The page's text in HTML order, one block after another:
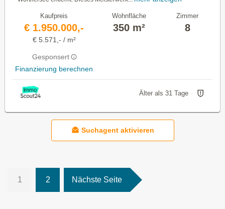
Kaufpreis
€ 1.950.000,-
€ 5.571,- / m²
Gesponsert
Finanzierung berechnen
Wohnfläche
350 m²
Zimmer
8
Älter als 31 Tage
Suchagent aktivieren
1 2 Nächste Seite